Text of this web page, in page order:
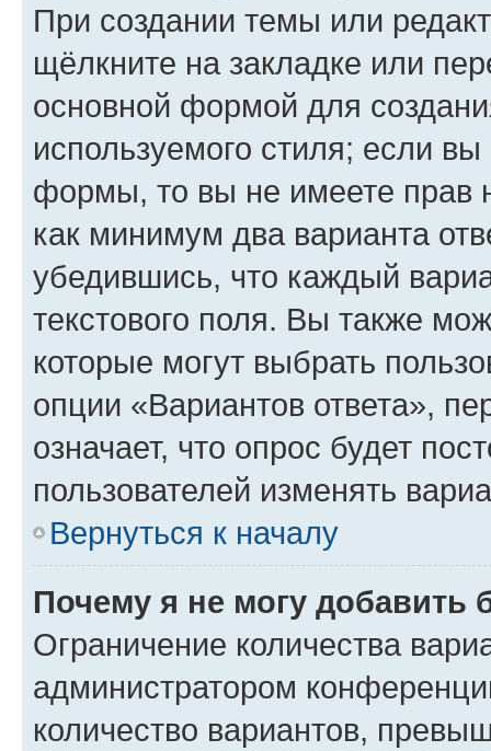
При создании темы или
щёлкните на закладке или
основной формой для
используемого стиля; если
формы, то вы не имеете прав
как минимум два варианта
убедившись, что каждый
текстового поля. Вы также
которые могут выбрать
опции «Вариантов ответа»,
означает, что опрос будет
пользователей изменять
Вернуться к началу
Почему я не могу добавить
Ограничение количества
администратором
количество вариантов,